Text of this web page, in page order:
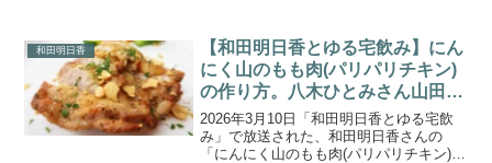
リ食材を合わせた新食感レシピ、子持ち
ししゃもを洋風に！し...
和田明日香
【和田明日香とゆる宅飲み】にん
にく山のもも肉(パリパリチキン)
の作り方。八木ひとみさん山田幸
美さんへのおつまみ
2026年3月10日「和田明日香とゆる宅飲
み」で放送された、和田明日香さんの
「にんにく山のもも肉(パリパリチキン)」